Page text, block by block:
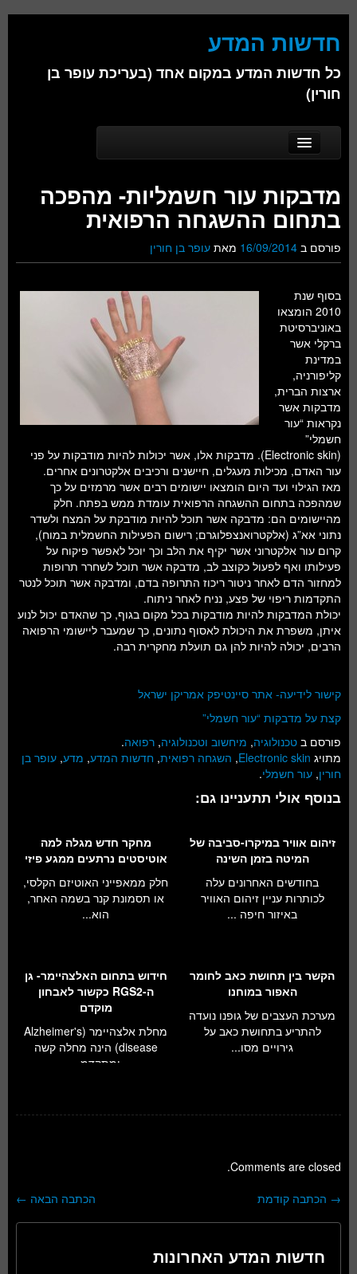
חדשות המדע
כל חדשות המדע במקום אחד (בעריכת עופר בן
חורין)
Main menu
Skip to primary content
Skip to secondary content
אודות
ביולוגיה
כימיה
פיזיקה
חברה
חלל ומדעי כדור הארץ
עתידנות
סקירות ספרים
טעימות מדע
מדבקות עור חשמליות- מהפכה
בתחום ההשגחה הרפואית
פורסם ב 16/09/2014 מאת עופר בן חורין
בסוף שנת
2010 הומצאו
באוניברסיטת
ברקלי אשר
במדינת
קליפורניה,
ארצות הברית,
מדבקות אשר
נקראות “עור
חשמלי”
(Electronic skin). מדבקות אלו, אשר יכולות להיות מודבקות על פני
עור האדם, מכילות מעגלים, חיישנים ורכיבים אלקטרונים אחרים.
מאז הגילוי ועד היום הומצאו יישומים רבים אשר מרמזים על כך
שמהפכה בתחום ההשגחה הרפואית עומדת ממש בפתח. חלק
מהיישומים הם: מדבקה אשר תוכל להיות מודבקת על המצח ולשדר
נתוני אא”ג (אלקטרואנצפלוגרם; רישום הפעילות החשמלית במוח),
קרום עור אלקטרוני אשר יקיף את הלב וכך יוכל לאפשר פיקוח על
פעילותו ואף לפעול כקוצב לב, מדבקה אשר תוכל לשחרר תרופות
למחזור הדם לאחר ניטור ריכוז התרופה בדם, ומדבקה אשר תוכל לנטר
התקדמות ריפוי של פצע, נניח לאחר ניתוח.
יכולת המדבקות להיות מודבקות בכל מקום בגוף, כך שהאדם יכול לנוע
איתן, משפרת את היכולת לאסוף נתונים, כך שמעבר ליישומי הרפואה
הרבים, יכולה להיות להן גם תועלת מחקרית רבה.
קישור לידיעה- אתר סיינטיפק אמריקן ישראל
קצת על מדבקות “עור חשמלי”
פורסם ב טכנולוגיה, מיחשוב וטכנולוגיה, רפואה.
מתויג Electronic skin
, השגחה רפואית, חדשות המדע, מדע, עופר בן
חורין, עור חשמלי.
בנוסף אולי תתעניינו גם:
זיהום אוויר במיקרו-סביבה של
המיטה בזמן השינה
בחודשים האחרונים עלה
לכותרות עניין זיהום האוויר
באיזור חיפה ...
מחקר חדש מגלה למה
אוטיסטים נרתעים ממגע פיזי
חלק ממאפייני האוטיזם הקלסי,
או תסמונת קנר בשמה האחר,
הוא...
הקשר בין תחושת כאב לחומר
האפור במוחנו
מערכת העצבים של גופנו נועדה
להתריע בתחושת כאב על
גירויים מסו...
חידוש בתחום האלצהיימר- גן
ה-RGS2 כקשור לאבחון
מוקדם
מחלת אלצהיימר (Alzheimer's
disease) הינה מחלה קשה
ומתקדמ...
Comments are closed.
ניווט בפוסטים הכתבה הבאה ← → הכתבה קודמת
חדשות המדע האחרונות